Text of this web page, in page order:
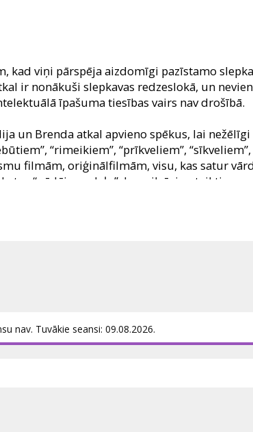
kad viņi pārspēja aizdomīgi pazīstamo
ir nonākuši slepkavas redzeslokā, un
īpašuma tiesības vairs nav drošībā.
un Brenda atkal apvieno spēkus, lai nežēlīgi
“rimeikiem”, “prīkveliem”, “sīkveliem”,
filmām, oriģinālfilmām, visu, kas satur
“pēdējo nodaļu”, kas pilnīgi noteikti nav
nav. Tuvākie seansi: 09.08.2026.